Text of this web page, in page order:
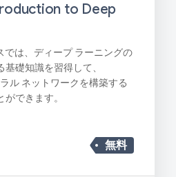
to Deep
では、ディープ ラーニングの
礎知識を習得して、
ル ネットワークを構築する
できます。
無料